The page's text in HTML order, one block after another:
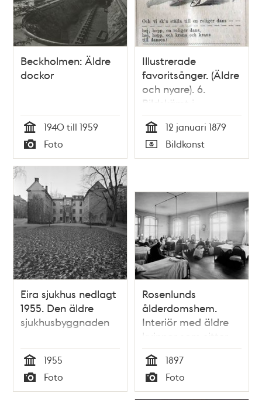
Beckholmen: Äldre
dockor
Tid
1940 till 1959
Typ
Foto
Illustrerade
favoritsånger. (Äldre
och nyare). 6.
Bildskämt i
Söndags-Nisse –
Illustreradt
Veckoblad för
Skämt, Humor och
Tid
12 januari 1879
Typ
Bildkonst
Eira sjukhus nedlagt
1955. Den äldre
sjukhusbyggnaden
Tid
1955
Typ
Foto
Rosenlunds
ålderdomshem.
Interiör med äldre
kvinnor som sitter
på stolar invid
sängar. Några är
sysselsatta med
handarbete
Tid
1897
Typ
Foto